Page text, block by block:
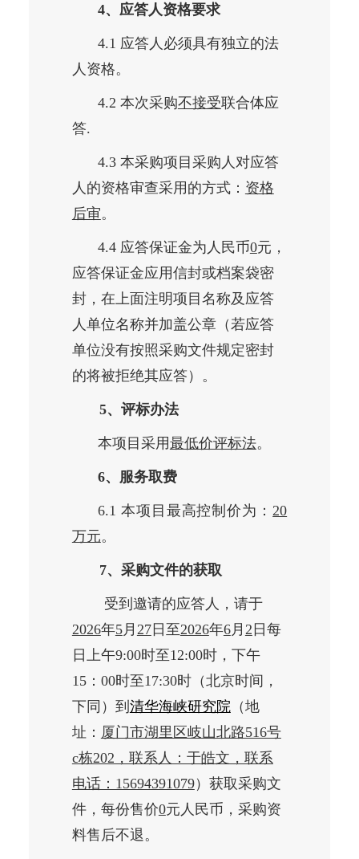
4、应答人资格要求
4.1 应答人必须具有独立的法
人资格。
4.2 本次采购不接受联合体应
答.
4.3 本采购项目采购人对应答
人的资格审查采用的方式： 资格
后审。
4.4 应答保证金为人民币0元，
应答保证金应用信封或档案袋密
封，在上面注明项目名称及应答
人单位名称并加盖公章（若应答
单位没有按照采购文件规定密封
的将被拒绝其应答）。
5、评标办法
本项目采用最低价评标法。
6、服务取费
6.1 本项目最高控制价为： 20
万元。
7、采购文件的获取
受到邀请的应答人，请于
2026年5月 27日至2026年6月 2 日每
日上午9:00时至12:00时，下午
15：00时至17:30时（北京时间，
下同）到 清华海峡研究院（地
址： 厦门市湖里区岐山北路516号
c栋202，联系人：于皓文，联系
电话：15694391079）获取采购文
件，每份售价0元人民币，采购资
料售后不退。